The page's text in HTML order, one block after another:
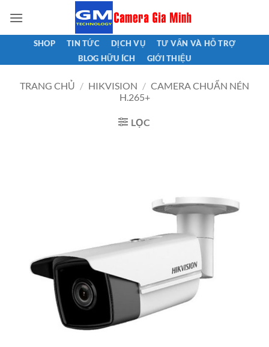
qua
nội
SHOP TIN TỨC DỊCH VỤ
TƯ VẤN VÀ HỖ TRỢ
BLOG HỮU ÍCH
GIỚI THIỆU
TRANG CHỦ / HIKVISION / CAMERA CHUẨN NÉN
H.265+
LỌC